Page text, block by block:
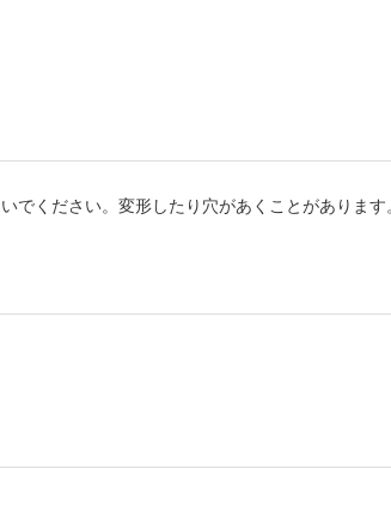
でください。変形したり穴があくことがあります